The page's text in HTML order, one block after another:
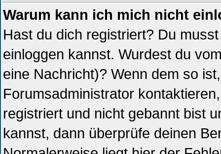
Warum kann ich mich nicht
Hast du dich registriert? Du
einloggen kannst. Wurdest du
eine Nachricht)? Wenn dem so
Forumsadministrator
registriert und nicht gebannt bist
kannst, dann überprüfe deinen